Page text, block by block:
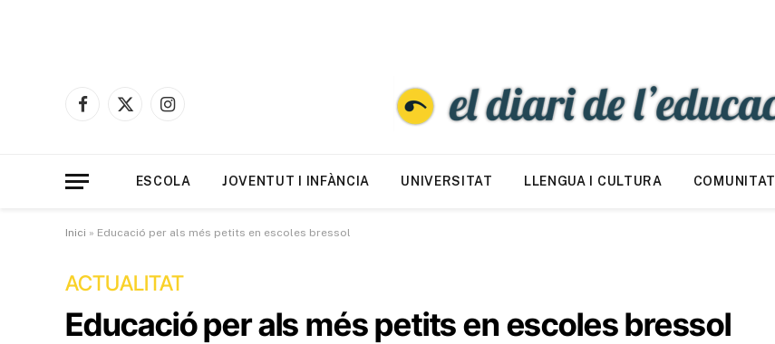
Facebook
X
Instagram
ESCOLA JOVENTUT I INFÀNCIA UNIVERSITAT LLENGUA I CULTURA COMUNITAT
Inici » Educació per als més petits en escoles bressol
ACTUALITAT
Educació per als més petits en escoles bressol